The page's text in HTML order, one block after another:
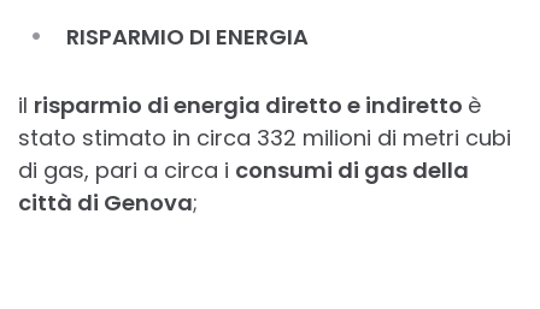
RISPARMIO DI ENERGIA
il risparmio di energia diretto e indiretto è
stato stimato in circa 332 milioni di metri cubi
di gas, pari a circa i consumi di gas della
città di Genova;